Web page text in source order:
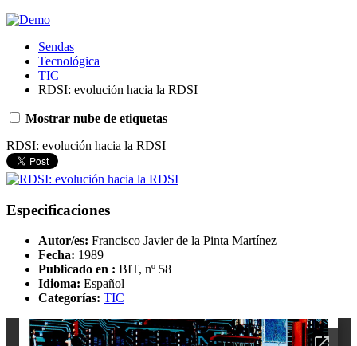
Sendas
Tecnológica
TIC
RDSI: evolución hacia la RDSI
Mostrar nube de etiquetas
RDSI: evolución hacia la RDSI
Especificaciones
Autor/es: Francisco Javier de la Pinta Martínez
Fecha: 1989
Publicado en : BIT, nº 58
Idioma: Español
Categorías: TIC